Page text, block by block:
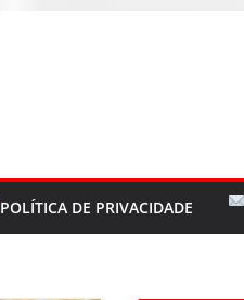
POLÍTICA DE PRIVACIDADE